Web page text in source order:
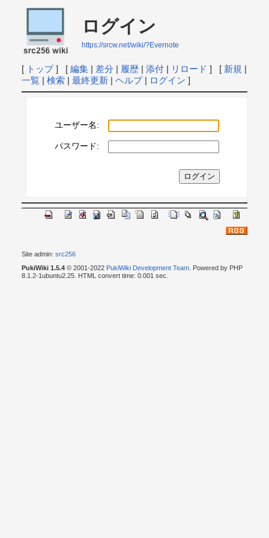
ログイン
https://srcw.net/wiki/?Evernote
[ トップ] [ 編集| 差分 | 履歴| 添付| リロード ] [ 新規 |
一覧| 検索| 最終更新| ヘルプ| ログイン ]
ユーザー名:
パスワード:
Site admin: src256
PukiWiki 1.5.4© 2001-2022 PukiWiki Development Team. Powered by PHP
8.1.2-1ubuntu2.25. HTML convert time: 0.001 sec.